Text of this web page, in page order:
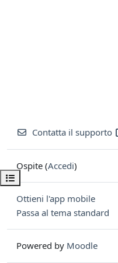
Apri indice del corso
Contatta il supporto
Ospite (Accedi)
Ottieni l'app mobile
Passa al tema standard
Powered by Moodle